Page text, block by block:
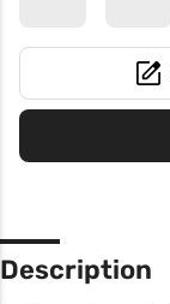
Description